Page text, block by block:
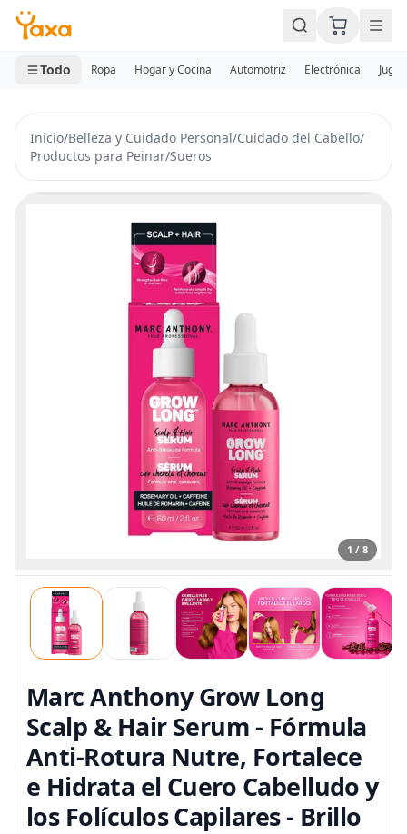
MINI CARRITO
0 productos
Todo Ropa Hogar y Cocina Automotriz Electrónica
Inicio/Belleza y Cuidado Personal/Cuidado del Cabello/
Productos para Peinar/Sueros
1 / 8
Marc Anthony Grow Long
Scalp & Hair Serum - Fórmula
Anti-Rotura Nutre, Fortalece
e Hidrata el Cuero Cabelludo y
los Folículos Capilares - Brillo